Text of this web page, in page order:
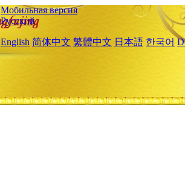
Мобильная версия
Русский
English 简体中文 繁體中文 日本語 한국어